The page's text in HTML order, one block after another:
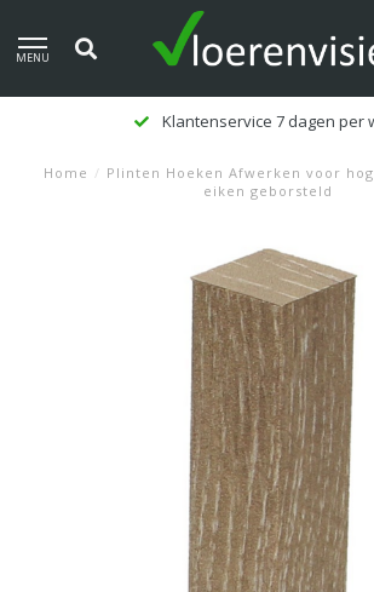
MENU
Klantenservice 7 dagen per
Home / Plinten Hoeken Afwerken voor
eiken geborsteld